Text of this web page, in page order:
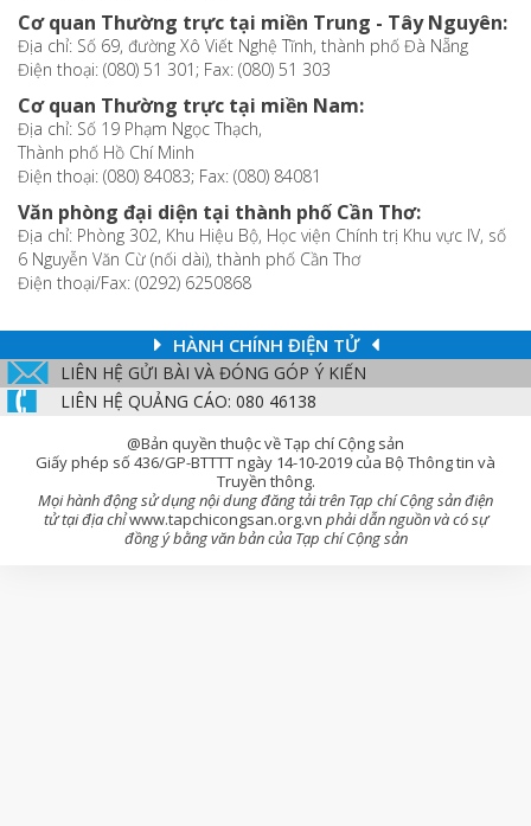
Cơ quan Thường trực tại miền Trung - Tây Nguyên:
Địa chỉ: Số 69, đường Xô Viết Nghệ Tĩnh, thành phố Đà Nẵng
Điện thoại: (080) 51 301; Fax: (080) 51 303
Cơ quan Thường trực tại miền Nam:
Địa chỉ: Số 19 Phạm Ngọc Thạch,
Thành phố Hồ Chí Minh
Điện thoại: (080) 84083; Fax: (080) 84081
Văn phòng đại diện tại thành phố Cần Thơ:
Địa chỉ: Phòng 302, Khu Hiệu Bộ, Học viện Chính trị Khu vực IV, số
6 Nguyễn Văn Cừ (nối dài), thành phố Cần Thơ
Điện thoại/Fax: (0292) 6250868
HÀNH CHÍNH ĐIỆN TỬ
LIÊN HỆ GỬI BÀI VÀ ĐÓNG GÓP Ý KIẾN
LIÊN HỆ QUẢNG CÁO: 080 46138
@Bản quyền thuộc về Tạp chí Cộng sản
Giấy phép số 436/GP-BTTTT ngày 14-10-2019 của Bộ Thông tin và
Truyền thông.
Mọi hành động sử dụng nội dung đăng tải trên Tạp chí Cộng sản điện
tử tại địa chỉwww.tapchicongsan.org.vn phải dẫn nguồn và có sự
đồng ý bằng văn bản của Tạp chí Cộng sản